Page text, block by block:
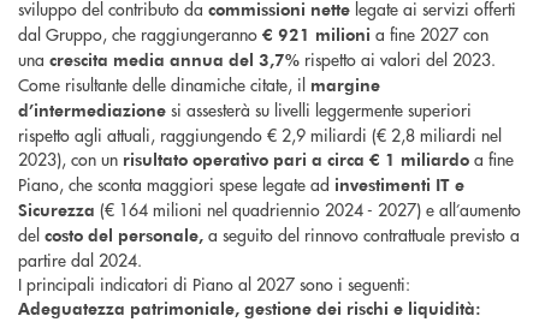
sviluppo del contributo da commissioni nette legate ai servizi offerti
dal Gruppo, che raggiungeranno € 921 milioni a fine 2027 con
una crescita media annua del 3,7% rispetto ai valori del 2023.
Come risultante delle dinamiche citate, il margine
d’intermediazione si assesterà su livelli leggermente superiori
rispetto agli attuali, raggiungendo € 2,9 miliardi (€ 2,8 miliardi nel
2023), con un risultato operativo pari a circa € 1 miliardo a fine
Piano, che sconta maggiori spese legate ad investimenti IT e
Sicurezza (€ 164 milioni nel quadriennio 2024 - 2027) e all’aumento
del costo del personale, a seguito del rinnovo contrattuale previsto a
partire dal 2024.
I principali indicatori di Piano al 2027 sono i seguenti:
Adeguatezza patrimoniale, gestione dei rischi e liquidità: